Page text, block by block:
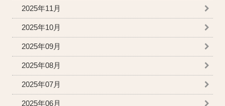
2025年11月
2025年10月
2025年09月
2025年08月
2025年07月
2025年06月